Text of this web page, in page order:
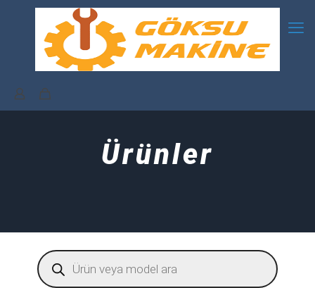
Ürünler
Products
search